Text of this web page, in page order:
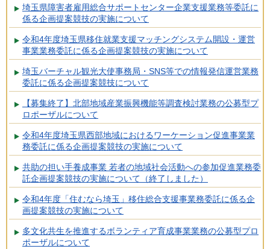
埼玉県障害者雇用総合サポートセンター企業支援業務等委託に
係る企画提案競技の実施について
令和4年度埼玉県移住就業支援マッチングシステム開設・運営
事業業務委託に係る企画提案競技の実施について
埼玉バーチャル観光大使事務局・SNS等での情報発信運営業務
委託に係る企画提案競技について
【募集終了】北部地域産業振興機能等調査検討業務の公募型プ
ロポーザルについて
令和4年度埼玉県西部地域におけるワーケーション促進事業業
務委託に係る企画提案競技の実施について
共助の担い手養成事業 若者の地域社会活動への参加促進業務委
託企画提案競技の実施について（終了しました）
令和4年度「住むなら埼玉」移住総合支援事業務委託に係る企
画提案競技の実施について
多文化共生を推進するボランティア育成事業業務の公募型プロ
ポーザルについて